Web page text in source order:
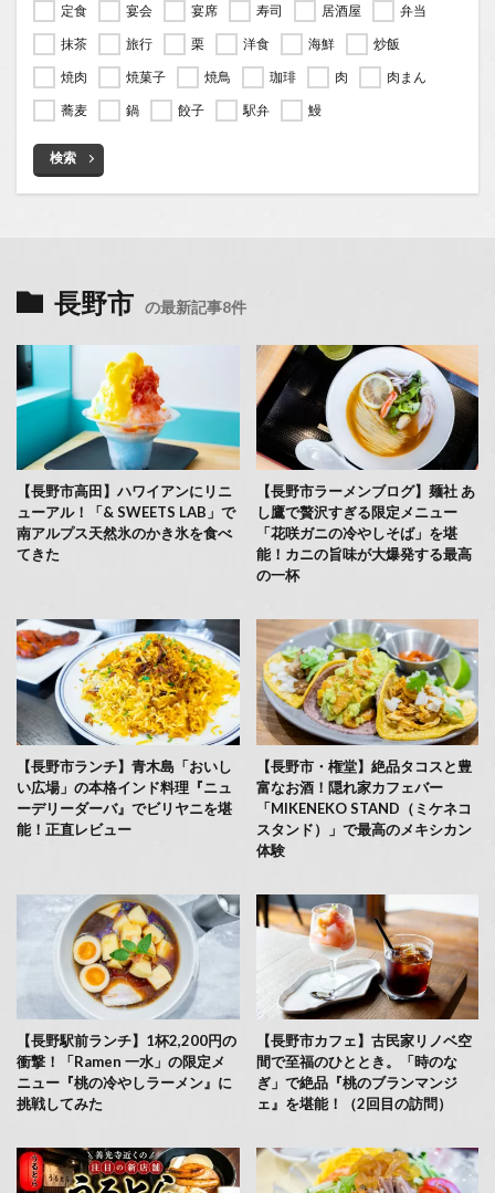
定食
宴会 宴席 寿司 居酒屋
弁当
抹茶
旅行 栗 洋食 海鮮
炒飯
焼肉
焼菓子 焼鳥 珈琲 肉
肉まん
蕎麦
鍋 餃子 駅弁 鰻
検索
長野市 の最新記事8件
【長野市高田】ハワイアンにリニ
ューアル！「& SWEETS LAB」で
南アルプス天然氷のかき氷を食べ
てきた
【長野市ラーメンブログ】麺社 あ
し鷹で贅沢すぎる限定メニュー
「花咲ガニの冷やしそば」を堪
能！カニの旨味が大爆発する最高
の一杯
【長野市ランチ】青木島「おいし
い広場」の本格インド料理『ニュ
ーデリーダーバ』でビリヤニを堪
能！正直レビュー
【長野市・権堂】絶品タコスと豊
富なお酒！隠れ家カフェバー
「MIKENEKO STAND（ミケネコ
スタンド）」で最高のメキシカン
体験
【長野駅前ランチ】1杯2,200円の
衝撃！「Ramen 一水」の限定メ
ニュー『桃の冷やしラーメン』に
挑戦してみた
【長野市カフェ】古民家リノベ空
間で至福のひととき。「時のな
ぎ」で絶品『桃のブランマンジ
ェ』を堪能！（2回目の訪問）